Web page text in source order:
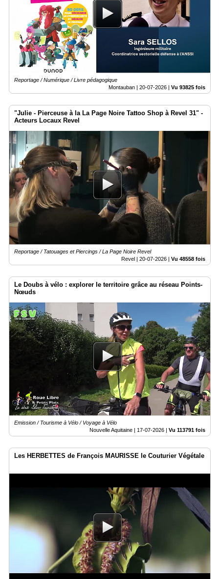
Reportage / Numérique / Livre pédagogique
Montauban | 20-07-2026 | Vu 93825 fois
"Julie - Pierceuse à la La Page Noire Tattoo Shop à Revel 31" -
Acteurs Locaux Revel
Reportage / Tatouages et Piercings / La Page Noire Revel
Revel | 20-07-2026 | Vu 48558 fois
Le Doubs à vélo : explorer le territoire grâce au réseau Points-
Nœuds
Emission / Tourisme à Vélo / Voyage à Vélo
Nouvelle Aquitaine | 17-07-2026 | Vu 113791 fois
Les HERBETTES de François MAURISSE le Couturier Végétale